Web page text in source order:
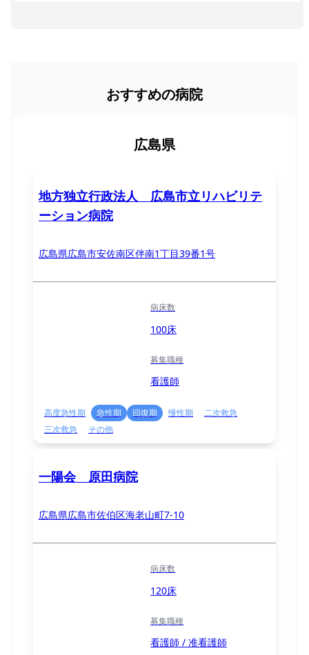
おすすめの病院
広島県
地方独立行政法人 広島市立リハビリテ
ーション病院
広島県広島市安佐南区伴南1丁目39番1号
病床数
100床
募集職種
看護師
高度急性期 急性期 回復期 慢性期
二次救急
三次救急
その他
一陽会 原田病院
広島県広島市佐伯区海老山町7-10
病床数
120床
募集職種
看護師 / 准看護師